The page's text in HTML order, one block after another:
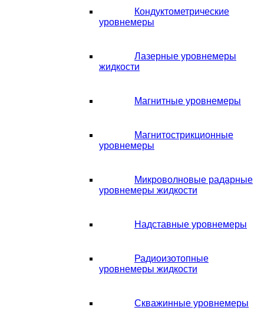
Кондуктометрические
уровнемеры
Лазерные уровнемеры
жидкости
Магнитные уровнемеры
Магнитострикционные
уровнемеры
Микроволновые радарные
уровнемеры жидкости
Надставные уровнемеры
Радиоизотопные
уровнемеры жидкости
Скважинные уровнемеры